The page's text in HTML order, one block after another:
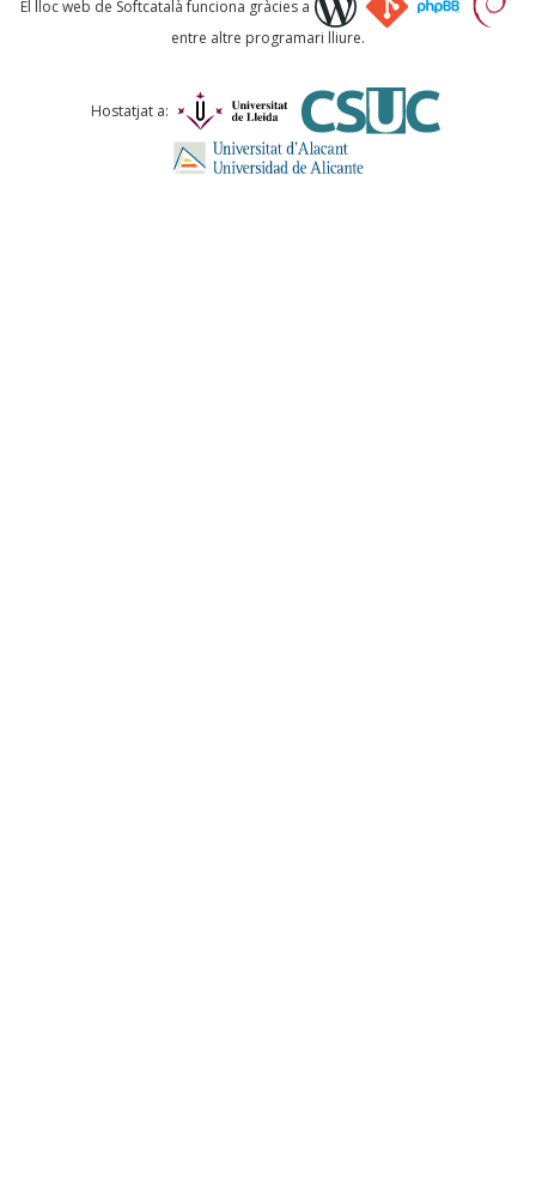
Comentari *
El lloc web de Softcatalà funciona gràcies a
entre altre programari lliure.
Hostatjat a: